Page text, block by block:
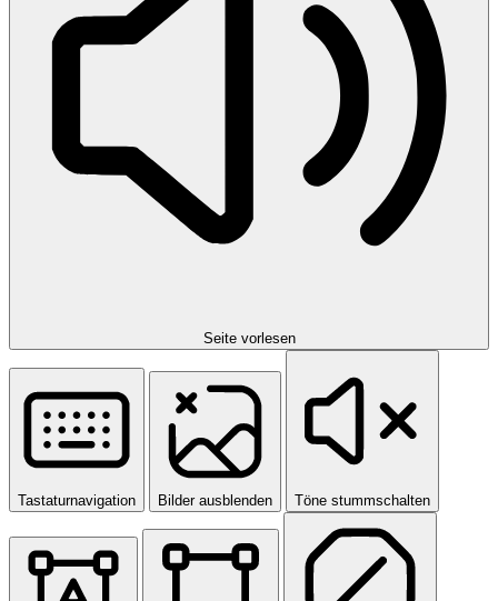
Seite vorlesen
Tastaturnavigation Bilder ausblenden Töne stummschalten